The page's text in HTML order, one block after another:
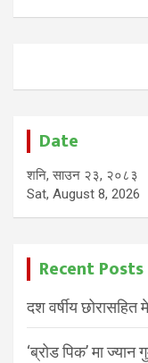
Date
शनि, साउन २३, २०८३
Sat, August 8, 2026
Recent Posts
दश वर्षीय छोरासहित
‘ब्रोड पिक’ मा